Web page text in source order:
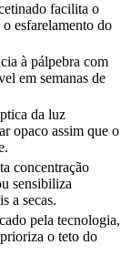
facilita o
esfarelamento do
à pálpebra com
em semanas de
da luz
opaco assim que o
concentração
sensibiliza
a secas.
pela tecnologia,
o teto do